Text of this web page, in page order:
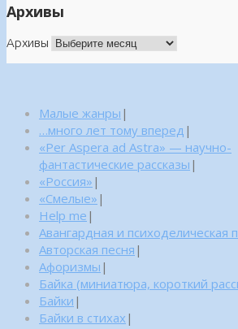
Архивы
Архивы
Малые жанры |
…много лет тому вперед |
«Per Aspera ad Astra» — научно-
фантастические рассказы |
«Россия» |
«Смелые» |
Help me |
Авангардная и психоделическая
Авторская песня |
Афоризмы |
Байка (миниатюра, короткий
Байки |
Байки в стихах |